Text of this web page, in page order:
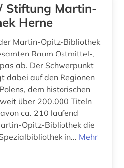
Stiftung Martin-
Herne
Martin-Opitz-Bibliothek
Raum Ostmittel-,
ab. Der Schwerpunkt
dabei auf den Regionen
dem historischen
ca. 210 laufend
Opitz-Bibliothek die
in... Mehr